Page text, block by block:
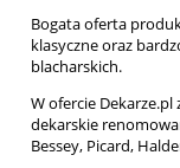
Bogata oferta
klasyczne oraz
blacharskich.
W ofercie
dekarskie
Bessey, Picard,